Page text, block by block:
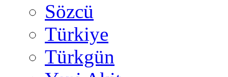
Sözcü
Türkiye
Türkgün